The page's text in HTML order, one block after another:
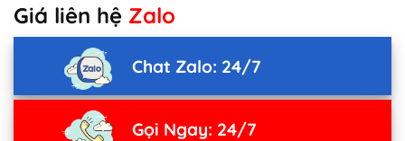
Giá liên hệ Zalo
Chat Zalo: 24/7
Gọi Ngay: 24/7